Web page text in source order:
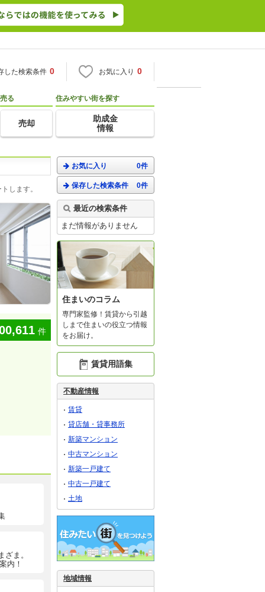
した検索条件 0 お気に入り 0
売る
売却
住みやすい街を探す
助成金
情報
します。
件
ま。
内！
お気に入り 0件
保存した検索条件 0件
最近の検索条件
まだ情報がありません
住まいのコラム
専門家監修！賃貸から引越
しまで住まいの役立つ情報
をお届け。
賃貸用語集
不動産情報
賃貸
貸店舗・貸事務所
新築マンション
中古マンション
新築一戸建て
中古一戸建て
土地
地域情報